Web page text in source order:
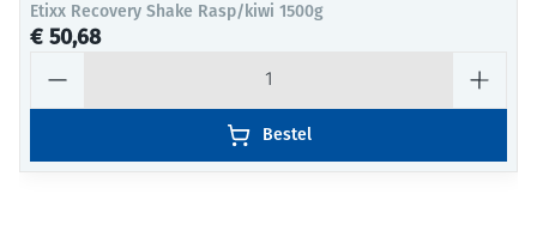
Etixx Recovery Shake Rasp/kiwi 1500g
€ 50,68
Bestel